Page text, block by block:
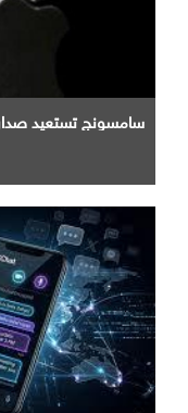
سامسونج تستعيد